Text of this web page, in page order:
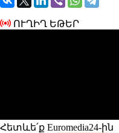
ՈՒՂԻՂ ԵԹԵՐ
Հետևե՛ք Euromedia24-ին